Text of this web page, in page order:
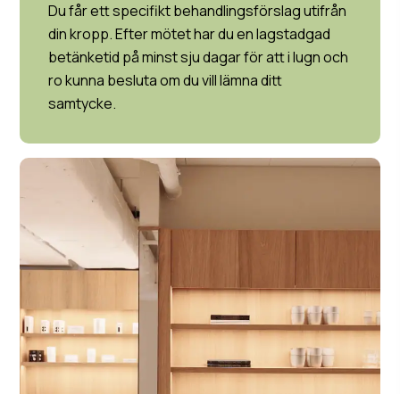
Du får ett specifikt behandlingsförslag utifrån
din kropp. Efter mötet har du en lagstadgad
betänketid på minst sju dagar för att i lugn och
ro kunna besluta om du vill lämna ditt
samtycke.